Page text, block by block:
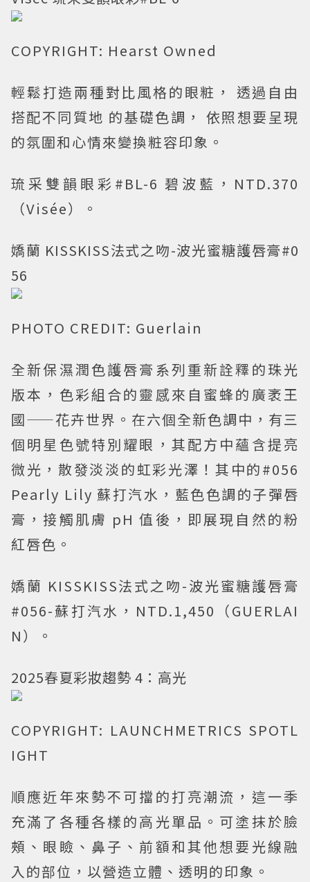
COPYRIGHT: Hearst Owned
輕鬆打造兩種對比風格的眼粧， 透過自由
搭配不同質地 的基礎色調， 依照想要呈現
的氛圍和心情來變換粧容印象。
琉采雙韻眼彩#BL-6 碧波藍，NTD.370
（Visée）。
嬌蘭 KISSKISS法式之吻-波光蜜糖護唇膏#0
56
PHOTO CREDIT: Guerlain
全新保濕潤色護唇膏系列重新詮釋的珠光
版本，色彩組合的靈感來自蜜蜂的廣袤王
國——花卉世界。在六個全新色調中，有三
個明星色號特別耀眼，其配方中蘊含提亮
微光，散發淡淡的虹彩光澤！其中的#056
Pearly Lily 蘇打汽水，藍色色調的子彈唇
膏，接觸肌膚 pH 值後，即展現自然的粉
紅唇色。
嬌蘭 KISSKISS法式之吻-波光蜜糖護唇膏
#056-蘇打汽水，NTD.1,450（GUERLAI
N）。
2025春夏彩妝趨勢 4：高光
COPYRIGHT: LAUNCHMETRICS SPOTL
IGHT
順應近年來勢不可擋的打亮潮流，這一季
充滿了各種各樣的高光單品。可塗抹於臉
頰、眼瞼、鼻子、前額和其他想要光線融
入的部位，以營造立體、透明的印象。